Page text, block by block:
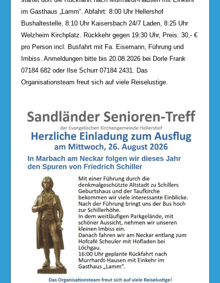
im Gasthaus „Lamm“. Abfahrt: 8:00 Uhr Hellershof
Bushaltestelle, 8:10 Uhr Kaisersbach 24/7 Laden, 8:25 Uhr
Welzheim Kirchplatz. Rückkehr gegen 19:30 Uhr, Preis: 30,- €
pro Person incl. Busfahrt mit Fa. Eisemann, Führung und
Imbiss. Anmeldungen bitte bis 20.08.2026 bei Dorle Frank
07184 682 oder Ilse Schurr 07184 2431. Das
Organisationsteam freut sich auf viele Reiselustige.